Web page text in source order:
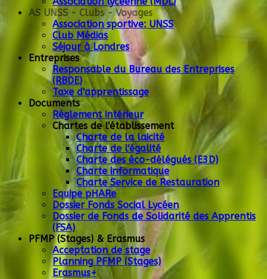
AS UNSS - Clubs - Voyages
Association sportive: UNSS
Club Médias
Séjour à Londres
Entreprises
Responsable du Bureau des Entreprises
(RBDE)
Taxe d'apprentissage
Documents
Réglement intérieur
Chartes de l'établissement
Charte de la laicité
Charte de l'égalité
Charte des éco-délégués (E3D)
Charte informatique
Charte Service de Restauration
Equipe pHARe
Dossier Fonds Social Lycéen
Dossier de Fonds de Solidarité des Apprentis
(FSA)
PFMP (Stages) & Erasmus
Acceptation de stage
Planning PFMP (Stages)
Erasmus+